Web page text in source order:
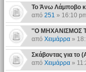
Το Άνω Λάμποβο
από 251 » 16:10
''Ο ΜΗΧΑΝΙΣΜΟΣ
από Χειμάρρα»
Σκάβοντας για το
από Χειμάρρα»